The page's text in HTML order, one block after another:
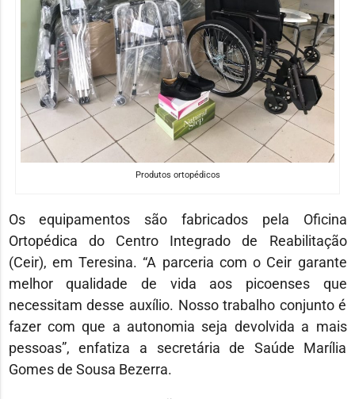
Produtos ortopédicos
Os equipamentos são fabricados pela Oficina
Ortopédica do Centro Integrado de Reabilitação
(Ceir), em Teresina. “A parceria com o Ceir garante
melhor qualidade de vida aos picoenses que
necessitam desse auxílio. Nosso trabalho conjunto é
fazer com que a autonomia seja devolvida a mais
pessoas”, enfatiza a secretária de Saúde Marília
Gomes de Sousa Bezerra.